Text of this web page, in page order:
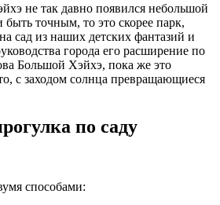
не так давно появился небольшой
быть точным, то это скорее парк,
сад из наших детских фантазий и
города его расширение по
Большой Хэйхэ, пока же это
с заходом солнца превращающиеся
по саду
способами: